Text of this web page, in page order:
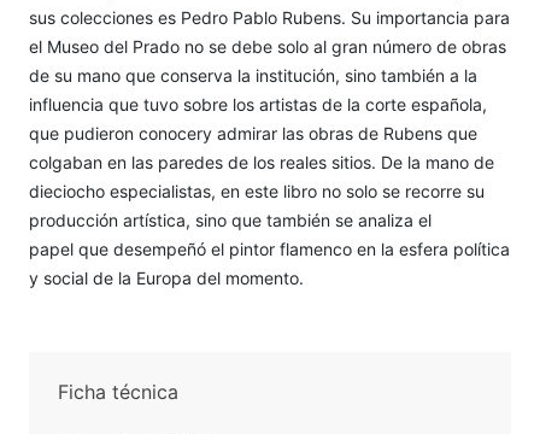
sus colecciones es Pedro Pablo Rubens. Su importancia para
el Museo del Prado no se debe solo al gran número de obras
de su mano que conserva la institución, sino también a la
influencia que tuvo sobre los artistas de la corte española,
que pudieron conocery admirar las obras de Rubens que
colgaban en las paredes de los reales sitios. De la mano de
dieciocho especialistas, en este libro no solo se recorre su
producción artística, sino que también se analiza el
papel que desempeñó el pintor flamenco en la esfera política
y social de la Europa del momento.
Ficha técnica